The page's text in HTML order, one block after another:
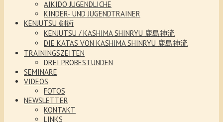
AIKIDO JUGENDLICHE
KINDER- UND JUGENDTRAINER
KENJUTSU 剣術
KENJUTSU / KASHIMA SHINRYU 鹿島神流
DIE KATAS VON KASHIMA SHINRYU 鹿島神流
TRAININGSZEITEN
DREI PROBESTUNDEN
SEMINARE
VIDEOS
FOTOS
NEWSLETTER
KONTAKT
LINKS